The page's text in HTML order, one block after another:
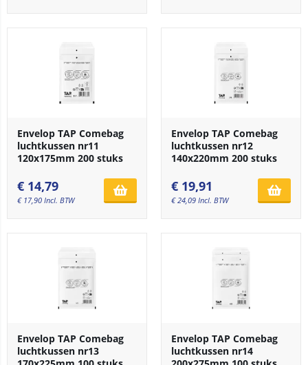
Envelop TAP Comebag
luchtkussen nr11
120x175mm 200 stuks
€ 14,79
€ 17,90 Incl. BTW
Envelop TAP Comebag
luchtkussen nr12
140x220mm 200 stuks
€ 19,91
€24,09 Incl. BTW
Envelop TAP Comebag
luchtkussen nr13
Envelop TAP Comebag
luchtkussen nr14